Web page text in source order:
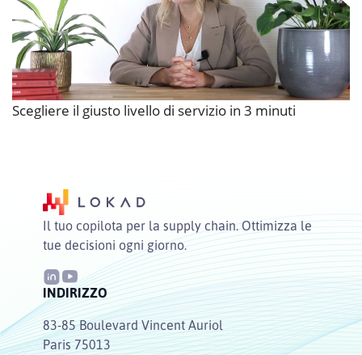
Scegliere il giusto livello di servizio in 3 minuti
Il tuo copilota per la supply chain. Ottimizza le
tue decisioni ogni giorno.
INDIRIZZO
83-85 Boulevard Vincent Auriol
Paris 75013